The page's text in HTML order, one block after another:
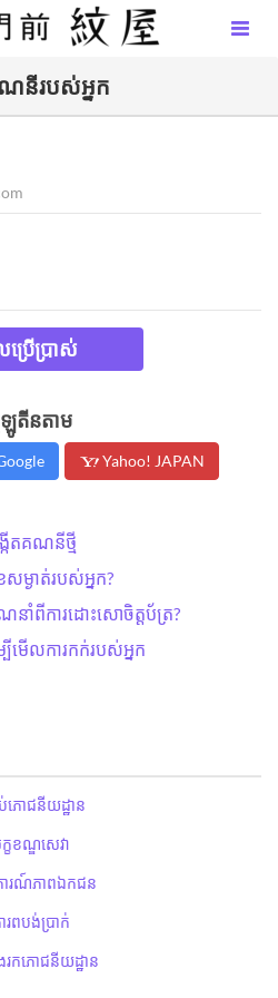
នីរបស់អ្នក​
រើប្រាស់
តីនតាម
Yahoo! JAPAN
ើតគណនីថ្មី
សម្ងាត់​របស់អ្នក?
ាំពីការដោះសោ​ចិត្តប័ត្រ?
មើលការកក់របស់អ្នក
ភោជនីយដ្ឋាន
ខខណ្ឌសេវា
រណ៍ភាពឯកជន
រពបង់ប្រាក់
ងរកភោជនីយដ្ឋាន